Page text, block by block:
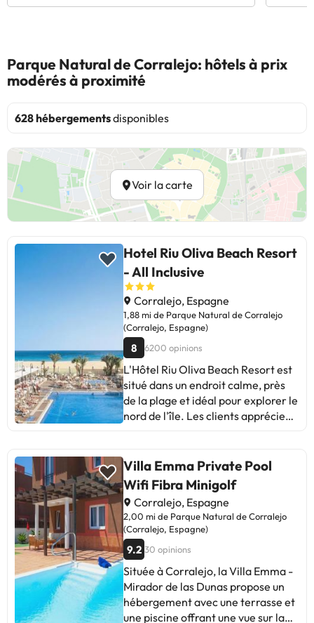
Parque Natural de Corralejo: hôtels à prix
modérés à proximité
628 hébergementsdisponibles
Voir la carte
Hotel Riu Oliva Beach Resort
- All Inclusive
Corralejo, Espagne
1,88 mi de Parque Natural de Corralejo
(Corralejo, Espagne)
8 6200 opinions
L'Hôtel Riu Oliva Beach Resort est
situé dans un endroit calme, près
de la plage et idéal pour explorer le
nord de l'île. Les clients apprécient
piscine. Certains commentaires
mentionnent que les installations
sont anciennes et que le Wi-Fi
devrait être amélioré. Malgré cela,
la plupart soulignent le **rapport
qualité-prix** et l'ambiance
familiale. Idéal pour ceux qui
recherchent un voyage
économique et tranquille. Avec
quelques améliorations, cela
pourrait être encore mieux. Une
Villa Emma Private Pool
Wifi Fibra Minigolf
Corralejo, Espagne
2,00 mi de Parque Natural de Corralejo
(Corralejo, Espagne)
9.2 30 opinions
Située à Corralejo, la Villa Emma -
Mirador de las Dunas propose un
hébergement avec une terrasse et
une piscine offrant une vue sur la